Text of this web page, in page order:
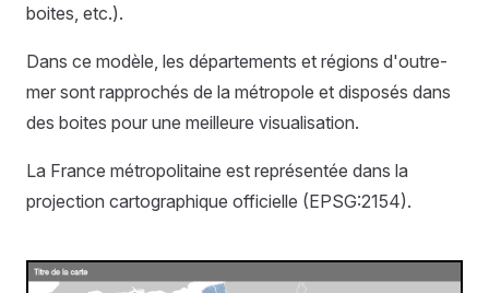
boites, etc.).
Dans ce modèle, les départements et régions d'outre-
mer sont rapprochés de la métropole et disposés dans
des boites pour une meilleure visualisation.
La France métropolitaine est représentée dans la
projection cartographique officielle (EPSG:2154).